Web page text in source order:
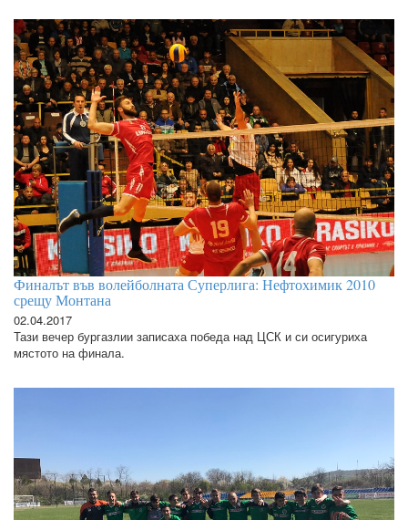
Финалът във волейболната Суперлига: Нефтохимик 2010
срещу Монтана
02.04.2017
Тази вечер бургазлии записаха победа над ЦСК и си осигуриха
мястото на финала.